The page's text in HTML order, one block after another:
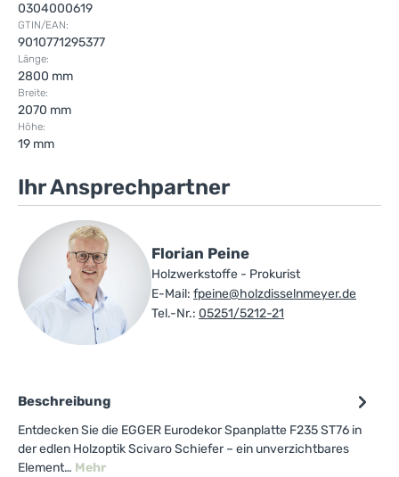
0304000619
GTIN/EAN:
9010771295377
Länge:
2800 mm
Breite:
2070 mm
Höhe:
19 mm
Ihr Ansprechpartner
Florian Peine
Holzwerkstoffe - Prokurist
E-Mail: fpeine@holzdisselnmeyer.de
Tel.-Nr.: 05251/5212-21
Beschreibung
Entdecken Sie die EGGER Eurodekor Spanplatte F235 ST76 in
der edlen Holzoptik Scivaro Schiefer – ein unverzichtbares
Element… Mehr